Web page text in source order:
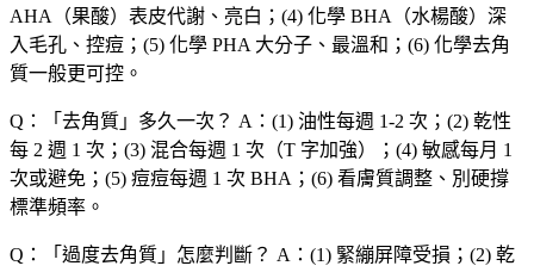
AHA（果酸）表皮代謝、亮白；(4) 化學 BHA（水楊酸）深
入毛孔、控痘；(5) 化學 PHA 大分子、最溫和；(6) 化學去角
質一般更可控。
Q：「 去角質 」多久一次？ A：(1) 油性每週 1-2 次；(2) 乾性
每 2 週 1 次；(3) 混合每週 1 次（T 字加強）；(4) 敏感每月 1
次或避免；(5) 痘痘每週 1 次 BHA；(6) 看膚質調整、別硬撐
標準頻率。
Q：「 過度去角質 」怎麼判斷？ A：(1) 緊繃屏障受損；(2) 乾